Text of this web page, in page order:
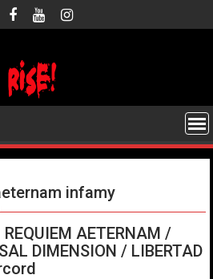
infamy
AETERNAM /
DIMENSION / LIBERTAD